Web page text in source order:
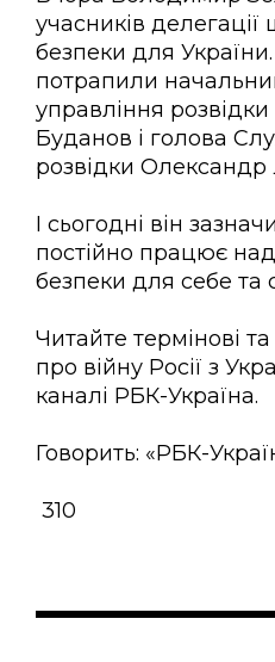
учасників делегації
безпеки для
потрапили
управління
Буданов і голова
розвідки Олександр
І сьогодні він
постійно працює
безпеки для себе та
Читайте термінові
про війну Росії з
каналі РБК-Україна.
Говорить: «РБК-
310